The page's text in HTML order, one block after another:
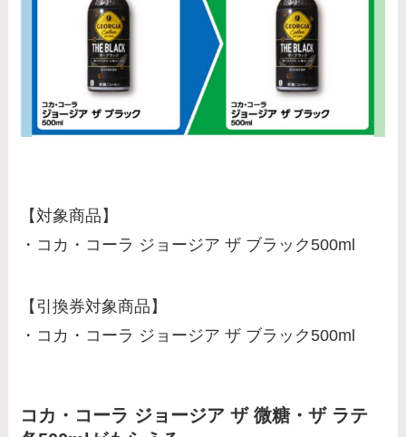
【対象商品】
・コカ・コーラ ジョージア ザ ブラック500ml
【引換券対象商品】
・コカ・コーラ ジョージア ザ ブラック500ml
コカ・コーラ ジョージア ザ 微糖・ザ ラテ